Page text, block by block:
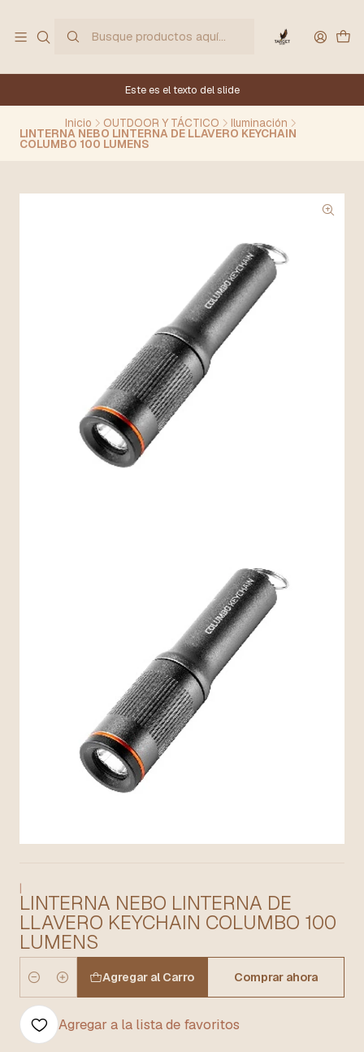
Este es el texto del slide
Inicio OUTDOOR Y TÁCTICO Iluminación
LINTERNA NEBO LINTERNA DE LLAVERO KEYCHAIN
COLUMBO 100 LUMENS
|
LINTERNA NEBO LINTERNA DE
LLAVERO KEYCHAIN COLUMBO 100
LUMENS
Cantidad
Agregar al Carro Comprar ahora
Agregar a la lista de favoritos